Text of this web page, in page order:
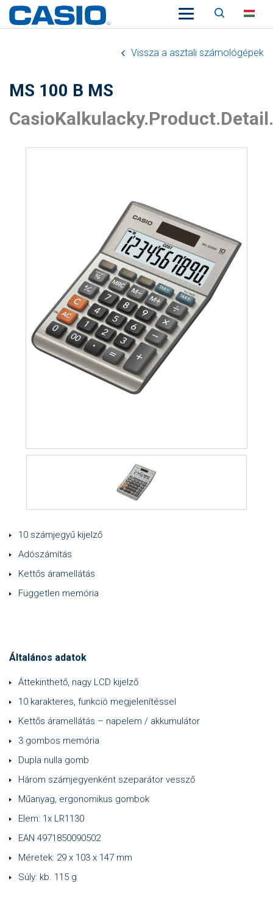
Keresés
Vissza a asztali számológépek
MS 100 B MS
10 számjegyű kijelző
Adószámítás
Kettős áramellátás
Független memória
Általános adatok
Áttekinthető, nagy LCD kijelző
10 karakteres, funkció megjelenítéssel
Kettős áramellátás – napelem / akkumulátor
3 gombos memória
Dupla nulla gomb
Három számjegyenként szeparátor vessző
Műanyag, ergonomikus gombok
Elem: 1x LR1130
EAN 4971850090502
Méretek: 29 x 103 x 147 mm
Súly: kb. 115 g